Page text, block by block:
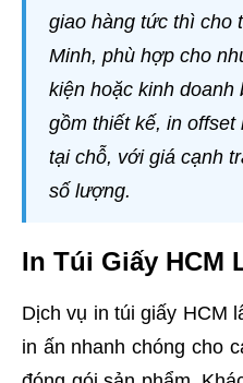
giao hàng tức thì cho
Minh, phù hợp cho
kiện hoặc kinh doanh
gồm thiết kế, in
tại chỗ, với giá cạnh
số lượng.
In Túi Giấy HCM
Dịch vụ in túi giấy HCM
in ấn nhanh chóng cho